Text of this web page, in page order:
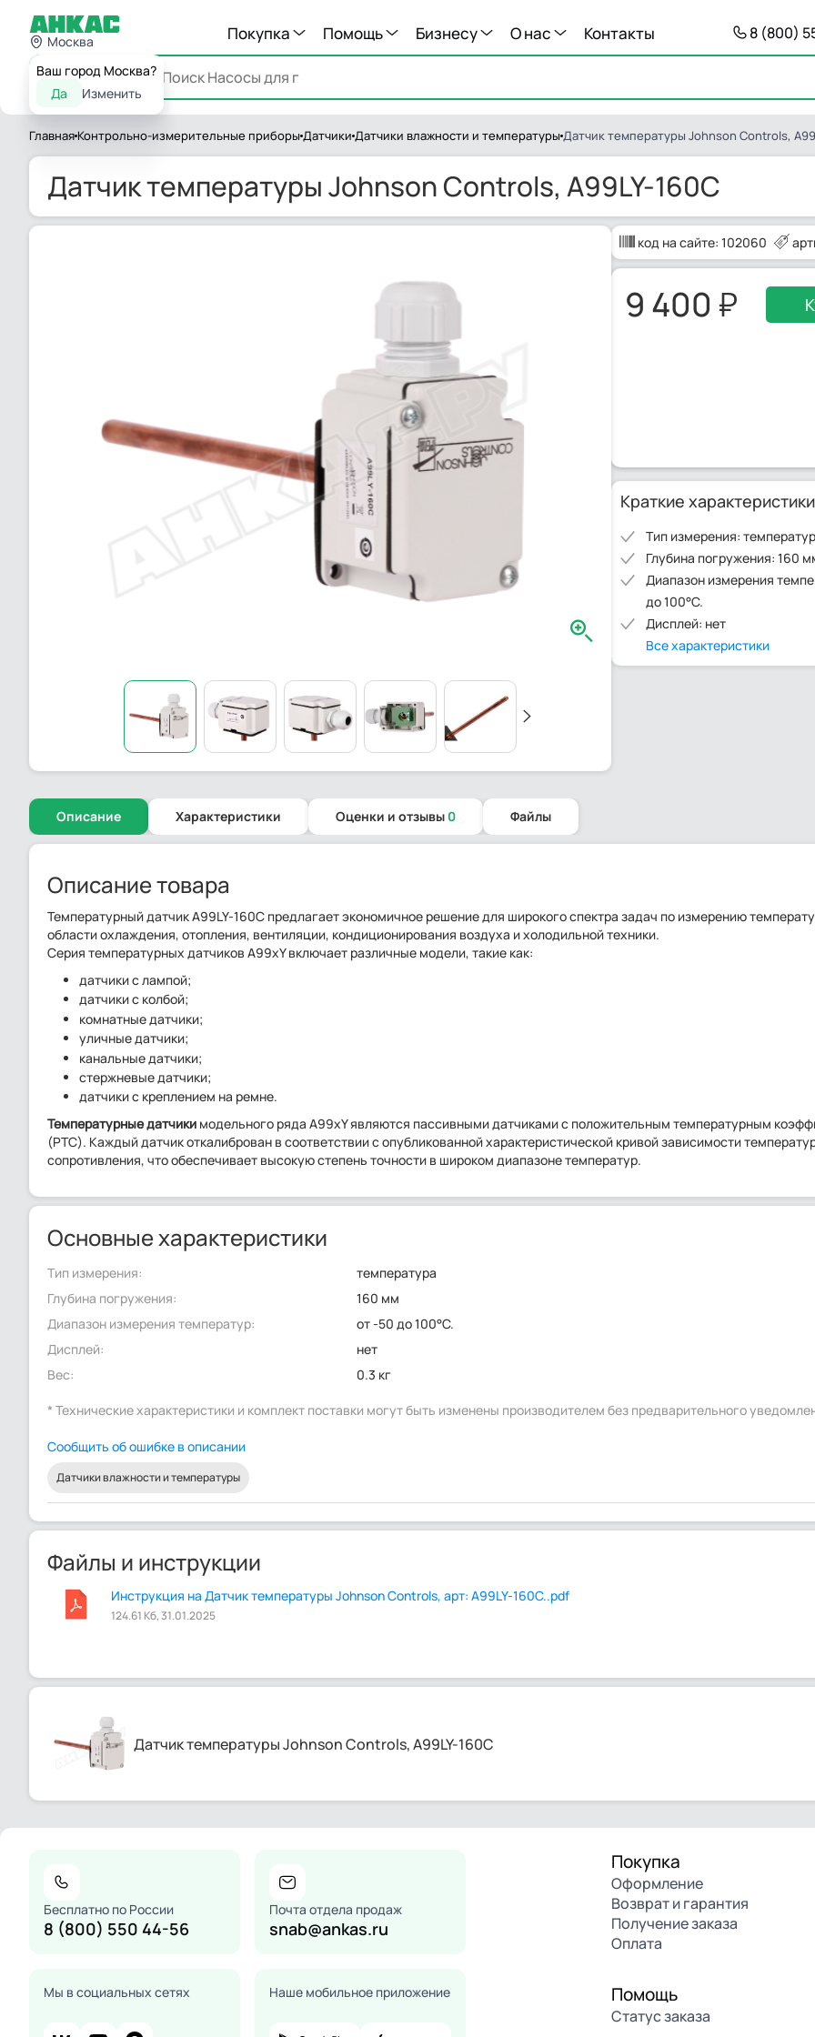
Москва
Ваш город Москва?
Да
Изменить
Покупка Помощь Бизнесу О нас Контакты 8 (800)
Каталог
Главная Контрольно-измерительные приборы Датчики Датчики влажности и температуры Датчик температуры Johnson Controls,
Датчик температуры Johnson Controls, A99LY-160C
код на сайте: 102060
9 400
Краткие характеристики
Тип измерения:
Глубина погружения: 160
Диапазон измерения
до 100°С.
Дисплей: нет
Все характеристики
Описание Характеристики Оценки и отзывы 0 Файлы
Описание товара
Температурный датчик A99LY-160C предлагает экономичное решение для широкого спектра задач по измерению
области охлаждения, отопления, вентиляции, кондиционирования воздуха и холодильной техники.
Серия температурных датчиков A99xY включает различные модели, такие как:
датчики с лампой;
датчики с колбой;
комнатные датчики;
уличные датчики;
канальные датчики;
стержневые датчики;
датчики с креплением на ремне.
Температурные датчики модельного ряда A99xY являются пассивными датчиками с положительным температурным
(PTC). Каждый датчик откалиброван в соответствии с опубликованной характеристической кривой зависимости
сопротивления, что обеспечивает высокую степень точности в широком диапазоне температур.
Основные характеристики
Тип измерения:
температура
Глубина погружения:
160 мм
Диапазон измерения температур:
от -50 до 100°С.
Дисплей:
нет
Вес:
0.3 кг
* Технические характеристики и комплект поставки могут быть изменены производителем без предварительного
Сообщить об ошибке в описании
Датчики влажности и температуры
Файлы и инструкции
Инструкция на Датчик температуры Johnson Controls, арт: A99LY-160C..pdf
124.61 Кб, 31.01.2025
Датчик температуры Johnson Controls, A99LY-160C
Бесплатно по России
8 (800) 550 44-56
Почта отдела продаж
snab@ankas.ru
Мы в социальных сетях Наше мобильное приложение
Покупка
Оформление
Возврат и гарантия
Получение заказа
Оплата
Помощь
Статус заказа